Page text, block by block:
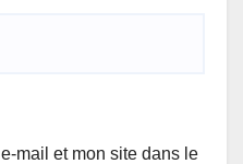
mail et mon site dans le